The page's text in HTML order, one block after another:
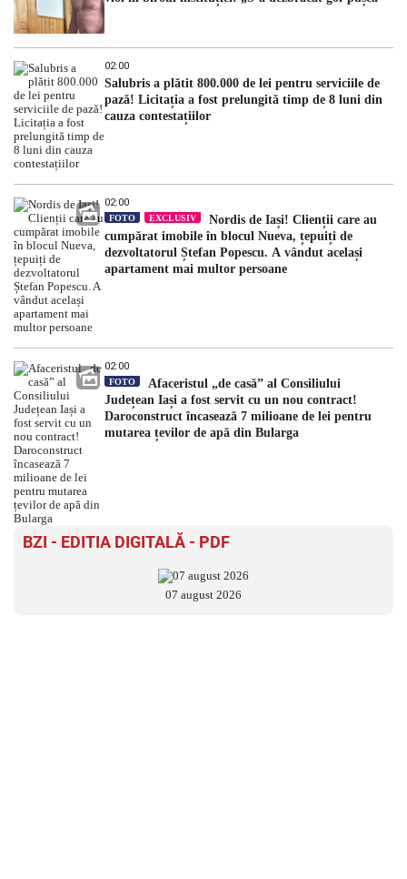
02:00
Salubris a plătit 800.000 de lei pentru serviciile de
pază! Licitația a fost prelungită timp de 8 luni din
cauza contestațiilor
02:00
FOTO EXCLUSIV
Nordis de Iași! Clienții care au
cumpărat imobile în blocul Nueva, țepuiți de
dezvoltatorul Ștefan Popescu. A vândut același
apartament mai multor persoane
02:00
FOTO
Afaceristul „de casă” al Consiliului
Județean Iași a fost servit cu un nou contract!
Daroconstruct încasează 7 milioane de lei pentru
mutarea țevilor de apă din Bularga
BZI - EDITIA DIGITALĂ - PDF
07 august 2026